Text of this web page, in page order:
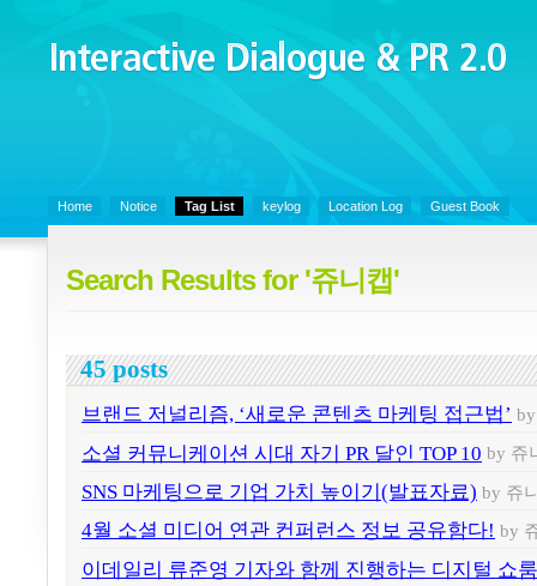
Interactive Dialogue &
PR 2.0
Home Notice Tag List keylog Location Log Guest Book
Search Results for '쥬니캡'
45 posts
브랜드 저널리즘, ‘새로운 콘텐츠 마케팅 접근법’
소셜 커뮤니케이션 시대 자기 PR 달인 TOP 10 by 쥬
SNS 마케팅으로 기업 가치 높이기(발표자료) by 쥬
4월 소셜 미디어 연관 컨퍼런스 정보 공유함다! by
이데일리 류준영 기자와 함께 진행하는 디지털 쇼